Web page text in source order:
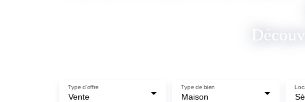
Vente
Type d'offre
Maison
Type de bien